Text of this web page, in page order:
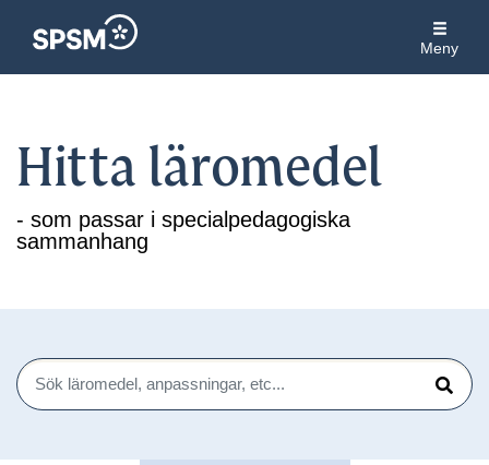
Meny
Hitta läromedel
- som passar i specialpedagogiska
sammanhang
Sök
Sök